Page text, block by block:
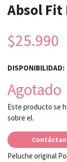
Absol Fit
$25.990
DISPONIBILIDAD:
Agotado
Este producto se
sobre el.
Peluche original